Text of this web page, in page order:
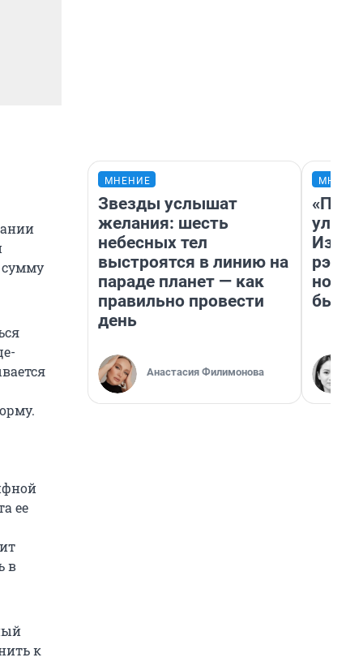
ее
в
к
МНЕНИЕ
Звезды услышат
желания: шесть
небесных тел
выстроятся в линию на
параде планет — как
правильно провести
день
Анастасия Филимонова
было